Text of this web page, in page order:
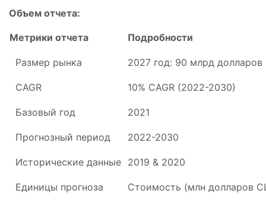
Объем отчета:
Метрики отчета Подробности
Размер рынка 2027 год: 90 млрд
CAGR 10% CAGR (2022-2030)
Базовый год 2021
Прогнозный период 2022-2030
Исторические данные 2019 & 2020
Единицы прогноза Стоимость (млн долларов